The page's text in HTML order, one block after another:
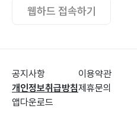
웹하드 접속하기
공지사항
개인정보취급방침
앱다운로드
이용약관
제휴문의